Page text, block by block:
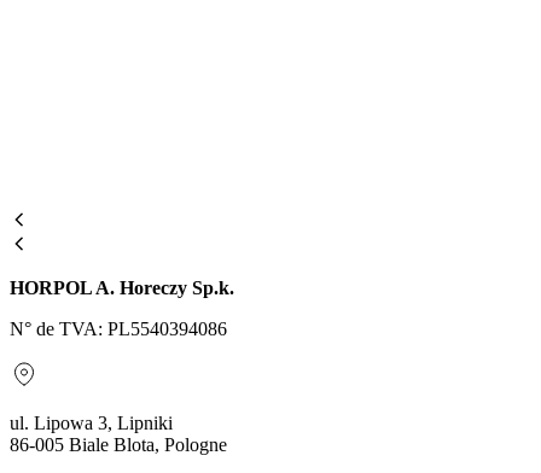
HORPOL A. Horeczy Sp.k.
N° de TVA: PL5540394086
ul. Lipowa 3, Lipniki
86-005 Biale Blota, Pologne